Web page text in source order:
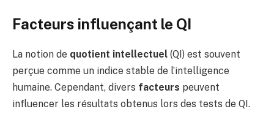
Facteurs influençant le QI
La notion de quotient intellectuel (QI) est souvent
perçue comme un indice stable de l’intelligence
humaine. Cependant, divers facteurs peuvent
influencer les résultats obtenus lors des tests de QI.